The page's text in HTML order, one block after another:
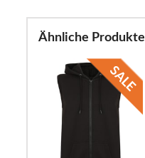
Ähnliche Produkte